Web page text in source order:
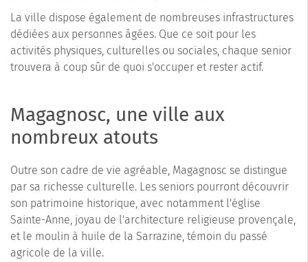
La ville dispose également de nombreuses infrastructures
dédiées aux personnes âgées. Que ce soit pour les
activités physiques, culturelles ou sociales, chaque senior
trouvera à coup sûr de quoi s'occuper et rester actif.
Magagnosc, une ville aux
nombreux atouts
Outre son cadre de vie agréable, Magagnosc se distingue
par sa richesse culturelle. Les seniors pourront découvrir
son patrimoine historique, avec notamment l'église
Sainte-Anne, joyau de l'architecture religieuse provençale,
et le moulin à huile de la Sarrazine, témoin du passé
agricole de la ville.